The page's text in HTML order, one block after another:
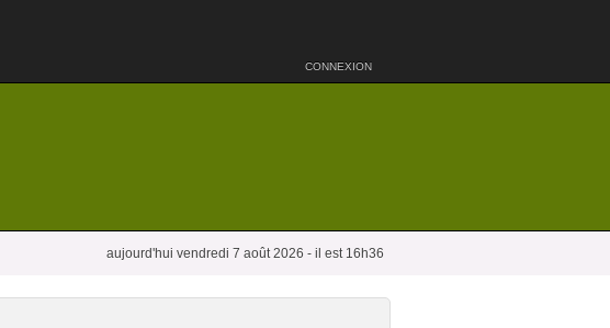
CONNEXION
aujourd'hui vendredi 7 août 2026 - il est 16h36